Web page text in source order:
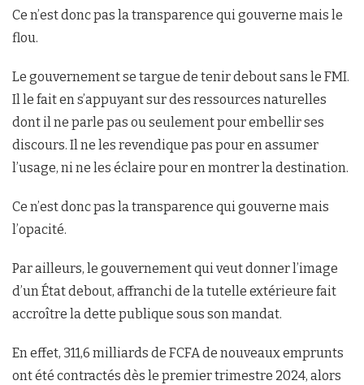
Ce n’est donc pas la transparence qui gouverne mais le
flou.
Le gouvernement se targue de tenir debout sans le FMI.
Il le fait en s’appuyant sur des ressources naturelles
dont il ne parle pas ou seulement pour embellir ses
discours. Il ne les revendique pas pour en assumer
l’usage, ni ne les éclaire pour en montrer la destination.
Ce n’est donc pas la transparence qui gouverne mais
l’opacité.
Par ailleurs, le gouvernement qui veut donner l’image
d’un État debout, affranchi de la tutelle extérieure fait
accroître la dette publique sous son mandat.
En effet, 311,6 milliards de FCFA de nouveaux emprunts
ont été contractés dès le premier trimestre 2024, alors